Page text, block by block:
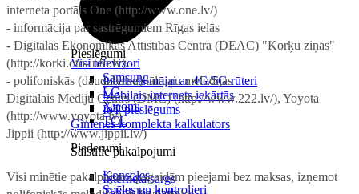
Pieslēgumi
Internets mājai ar 4G/5G rūteri
Mobilais internets iekārtās
IoT pieslēgums
Ģimenes komplekta kalkulators
Saistītie pakalpojumi
Interneta sargs
Visi televizori
Samsung
LG
Xiaomi
TCL
Piederumi
Konsoles
Spēles un kontrolieri
interneta portāls One (http://www.one.lv/)
- informācija par sastrēgumiem Rīgas ielās
- Digitālās Ekonomikas Attīstības Centra (DEAC) "Korķu ziņas"
(http://korki.oto-info.lv)
- polifoniskās (daudzbalsu) tālruņu melodijas
Digitālais Mediju Centrs (DMC) (http://www.222.lv/), Yoyota
(http://www.yoyota.lv)
Jippii (http://www.jippii.lv/)
Visi minētie pakalpojumi pagaidām pieejami bez maksas, izņemot